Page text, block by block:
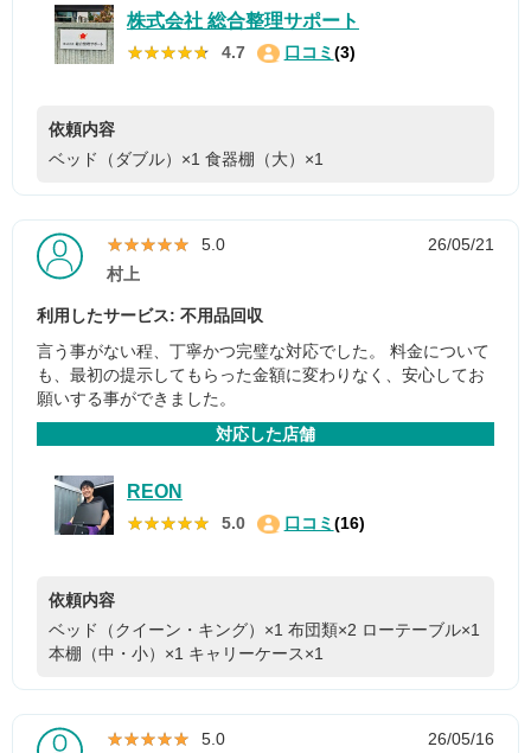
株式会社 総合整理サポート
★★★★★
★★★★★ 4.7 口コミ (3)
依頼内容
ベッド（ダブル）×1 食器棚（大）×1
★★★★★
★★★★★ 5.0
26/05/21
村上
利用したサービス: 不用品回収
言う事がない程、丁寧かつ完璧な対応でした。 料金について
も、最初の提示してもらった金額に変わりなく、安心してお
願いする事ができました。
対応した店舗
REON
★★★★★
★★★★★ 5.0 口コミ (16)
依頼内容
ベッド（クイーン・キング）×1 布団類×2 ローテーブル×1
本棚（中・小）×1 キャリーケース×1
★★★★★
★★★★★ 5.0
26/05/16